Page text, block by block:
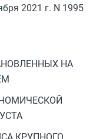
2021 г. N 1995
НА